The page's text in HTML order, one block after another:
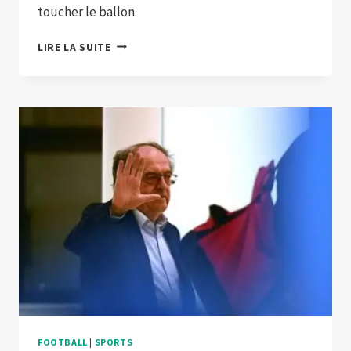
toucher le ballon.
LIRE LA SUITEMAGHNES AKLIOUCHE
TOUCHER
BALLON
LORS
DE
SES
DÉBUTS
AVEC
FOOTBALL | SPORTS